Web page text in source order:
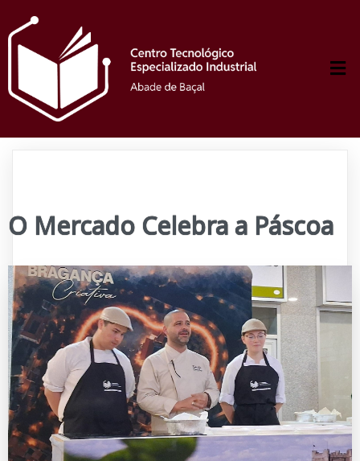
O Mercado Celebra a Páscoa